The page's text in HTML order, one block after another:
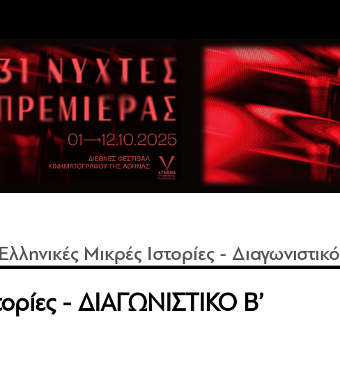
Ελληνικές Μικρές Ιστορίες - Διαγωνιστικό
- ΔΙΑΓΩΝΙΣΤΙΚΟ Β’